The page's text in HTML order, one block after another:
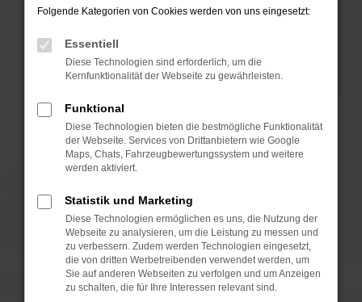
Prüfe deine Browsererweiterungen.
können das Laden bestimmter Seiten
verhindern. Funktioniert die Seite in einem
anderen Browser oder in einem privaten
Fenster?
Starte dein Gerät neu.
Das kann manchmal helfen, vorübergehende
Probleme zu beheben.
Betriebssystem auf dem neuesten Stand
sind.
Veraltete Software birgt nicht nur ein
Sicherheitsrisiko, sondern kann auch dazu
führen, dass bestimmte Funktionen nicht mehr
unterstützt werden.
Folgende Kategorien von Cookies werden von uns eingesetzt:
Essentiell
Diese Technologien sind erforderlich, um die
Kernfunktionalität der Webseite zu gewährleisten.
Funktional
Diese Technologien bieten die bestmögliche Funktionalität
der Webseite. Services von Drittanbietern wie Google
Maps, Chats, Fahrzeugbewertungssystem und weitere
werden aktiviert.
Statistik und Marketing
Diese Technologien ermöglichen es uns, die Nutzung der
Webseite zu analysieren, um die Leistung zu messen und
zu verbessern. Zudem werden Technologien eingesetzt,
die von dritten Werbetreibenden verwendet werden, um
Sie auf anderen Webseiten zu verfolgen und um Anzeigen
zu schalten, die für Ihre Interessen relevant sind.